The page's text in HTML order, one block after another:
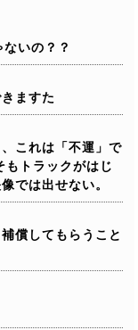
いの？？
ますた
これは「不運」で
もトラックがはじ
では出せない。
償してもらうこと